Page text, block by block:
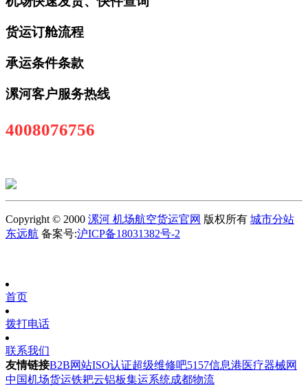
货运订舱流程
承运条件条款
漯河客户服务热线
4008076756
Copyright © 2000 漯河 机场航空货运官网 版权所有 城市分站
东远航 备案号:沪ICP备18031382号-2
首页
拨打电话
联系我们
友情链接B2B网站ISO认证超级维修吧5157信息港医疗器械网
中国机场货运铁耙云铝板集运系统成都物流